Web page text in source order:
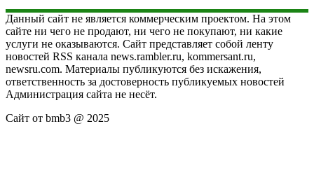
Данный сайт не является коммерческим проектом. На этом
сайте ни чего не продают, ни чего не покупают, ни какие
услуги не оказываются. Сайт представляет собой ленту
новостей RSS канала news.rambler.ru, kommersant.ru,
newsru.com. Материалы публикуются без искажения,
ответственность за достоверность публикуемых новостей
Администрация сайта не несёт.
Сайт от bmb3 @ 2025